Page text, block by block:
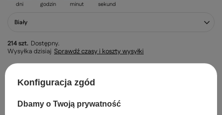
Biały
214 szt. Dostępny
Wysyłka dzisiaj Sprawdź czasy i koszty wysyłki
dni godzin minut sekund
- +
DODAJ DO KOSZYKA
Konfiguracja zgód
Dbamy o Twoją prywatność